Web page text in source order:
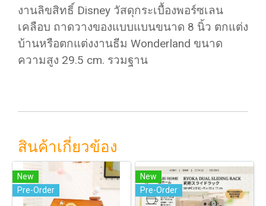
งานลิขสิทธิ์ Disney วัสดุกระเบื้องพอร์ซเลน
เคลือบ ถาดวางของแบบแบนขนาด 8 นิ้ว ตกแต่ง
บ้านหรือตกแต่งงานธีม Wonderland ขนาด
ความสูง 29.5 cm. รวมฐาน
สินค้าเกี่ยวข้อง
New
Pre-Order
New
Pre-Order